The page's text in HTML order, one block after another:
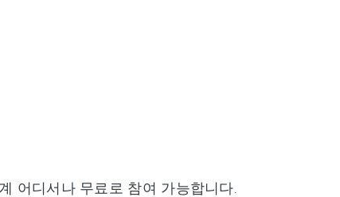
어디서나 무료로 참여 가능합니다.